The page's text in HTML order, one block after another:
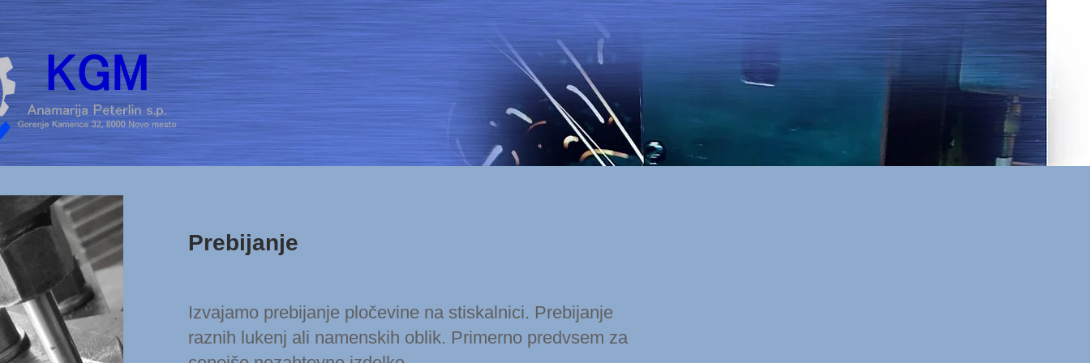
Prebijanje
Izvajamo prebijanje pločevine na stiskalnici. Prebijanje
raznih lukenj ali namenskih oblik. Primerno predvsem za